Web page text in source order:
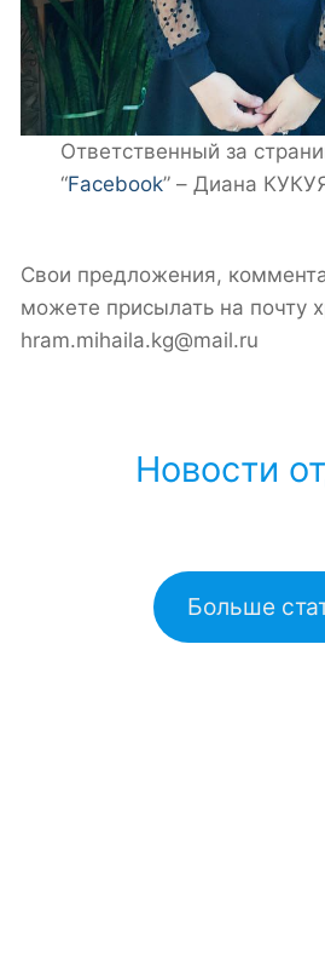
Ответственный за
“Facebook” – Диана
Свои предложения,
можете присылать на почту
hram.mihaila.kg@mail.ru
Новости
Больше